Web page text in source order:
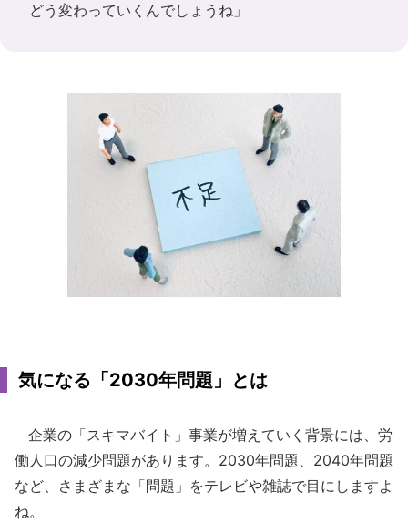
どう変わっていくんでしょうね」
気になる「2030年問題」とは
企業の「スキマバイト」事業が増えていく背景には、労
働人口の減少問題があります。2030年問題、2040年問題
など、さまざまな「問題」をテレビや雑誌で目にしますよ
ね。